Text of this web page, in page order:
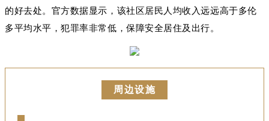
的好去处。官方数据显示，该社区居民人均收入远远高于多伦
多平均水平，犯罪率非常低，保障安全居住及出行。
周边设施